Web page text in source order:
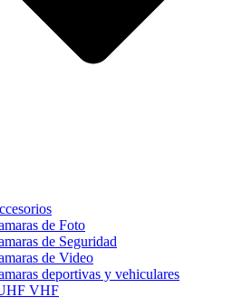
de Foto
de Seguridad
de Video
deportivas y vehiculares
VHF